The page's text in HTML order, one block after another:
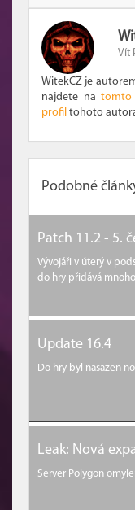
Vít
WitekCZ je
najdete natomto
profil tohoto
Podobné
Patch 11.2 - 5.
Vývojáři v úterý v
do hry přidává
Update 16.4
Do hry byl nasazen
Leak: Nová
Server Polygon